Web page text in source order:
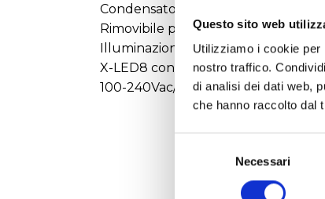
Questo sito web
Utilizziamo i cookie
nostro traffico.
di analisi dei dati web,
che hanno raccolto dal
Necessari
Condensatore: condensatore
Rimovibile per estendere la
Illuminazione trasmessa:
X-LED8 con LED bianco da 8 W
100-240Vac/6Vdc